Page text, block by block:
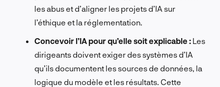
les abus et d’aligner les projets d’IA sur
l’éthique et la réglementation.
Concevoir l’IA pour qu’elle soit explicable : Les
dirigeants doivent exiger des systèmes d’IA
qu’ils documentent les sources de données, la
logique du modèle et les résultats. Cette